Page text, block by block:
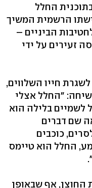
בתוכנית החלל
הרשמית המשיך
הביניים –
זעירים על ידי
חייו השלווים,
"החלל אצלי
לשמיים בלילה הוא
שם דברים
כוכבים
החלל הוא טיימס
החוצן, אף שבאופן